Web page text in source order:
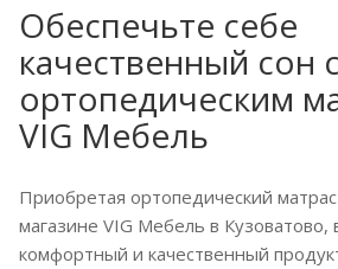
Обеспечьте себе
качественный сон с
ортопедическим
VIG Мебель
Приобретая ортопедический
магазине VIG Мебель в Кузоватово,
комфортный и качественный